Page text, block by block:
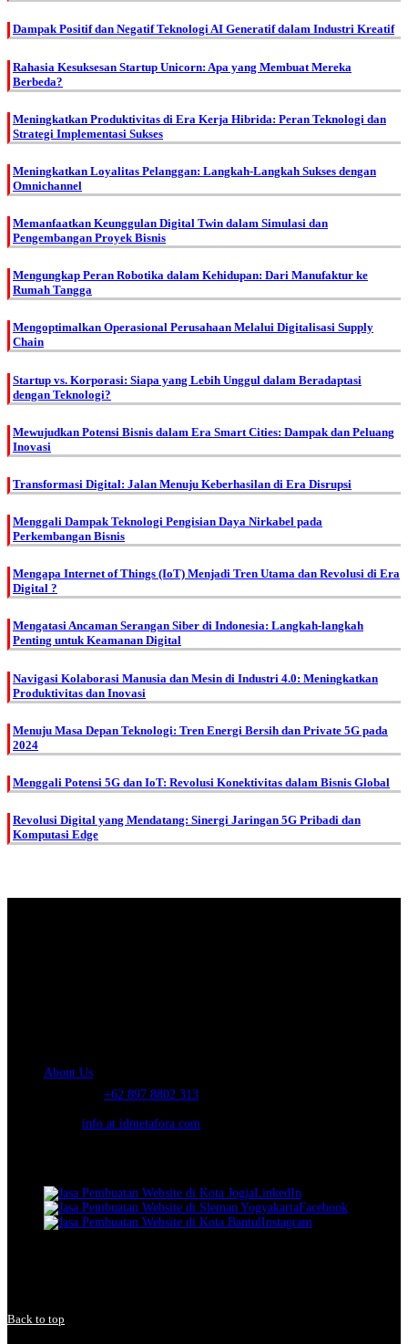
Dampak Positif dan Negatif Teknologi AI Generatif dalam Industri Kreatif
Rahasia Kesuksesan Startup Unicorn: Apa yang Membuat Mereka
Berbeda?
Meningkatkan Produktivitas di Era Kerja Hibrida: Peran Teknologi dan
Strategi Implementasi Sukses
Meningkatkan Loyalitas Pelanggan: Langkah-Langkah Sukses dengan
Omnichannel
Memanfaatkan Keunggulan Digital Twin dalam Simulasi dan
Pengembangan Proyek Bisnis
Mengungkap Peran Robotika dalam Kehidupan: Dari Manufaktur ke
Rumah Tangga
Mengoptimalkan Operasional Perusahaan Melalui Digitalisasi Supply
Chain
Startup vs. Korporasi: Siapa yang Lebih Unggul dalam Beradaptasi
dengan Teknologi?
Mewujudkan Potensi Bisnis dalam Era Smart Cities: Dampak dan Peluang
Inovasi
Transformasi Digital: Jalan Menuju Keberhasilan di Era Disrupsi
Menggali Dampak Teknologi Pengisian Daya Nirkabel pada
Perkembangan Bisnis
Mengapa Internet of Things (IoT) Menjadi Tren Utama dan Revolusi di Era
Digital ?
Mengatasi Ancaman Serangan Siber di Indonesia: Langkah-langkah
Penting untuk Keamanan Digital
Navigasi Kolaborasi Manusia dan Mesin di Industri 4.0: Meningkatkan
Produktivitas dan Inovasi
Menuju Masa Depan Teknologi: Tren Energi Bersih dan Private 5G pada
2024
Menggali Potensi 5G dan IoT: Revolusi Konektivitas dalam Bisnis Global
Revolusi Digital yang Mendatang: Sinergi Jaringan 5G Pribadi dan
Komputasi Edge
About Us
+62 897 8802 313
info at idmetafora.com
LinkedIn
Facebook
Instagram
Back to top